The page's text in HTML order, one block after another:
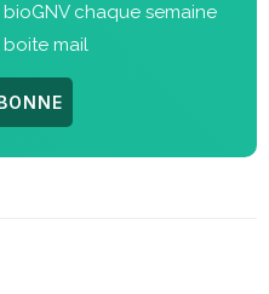
chaque semaine
mail